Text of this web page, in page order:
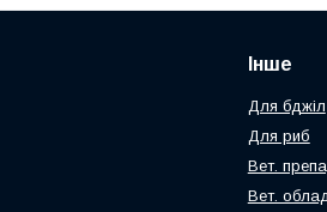
Інше
Для бджіл
Для риб
Вет.
Вет.